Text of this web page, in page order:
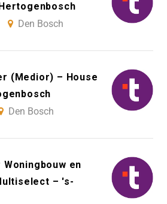
Den Bosch
(Medior) – House
Den Bosch
en
– 's-